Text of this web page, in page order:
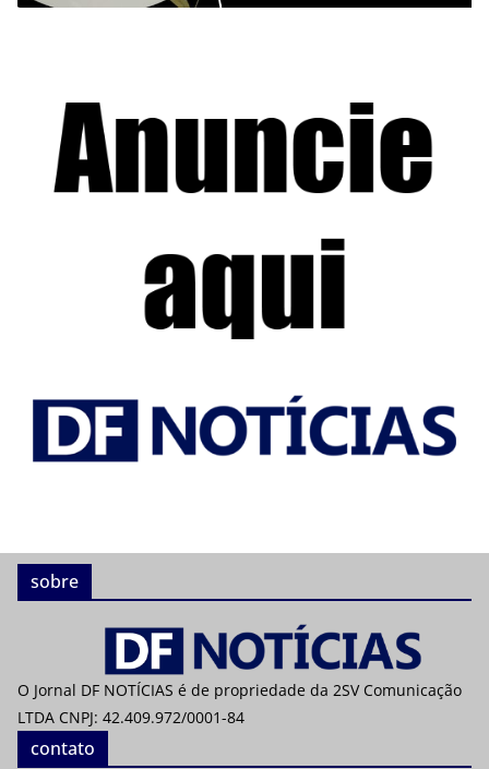
sobre
O Jornal DF NOTÍCIAS é de propriedade da 2SV Comunicação
LTDA CNPJ: 42.409.972/0001-84
contato